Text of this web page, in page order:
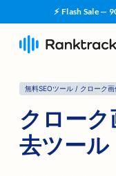
⚡ Flash Sale —
無料SEOツール / クローク
クロー
去ツール